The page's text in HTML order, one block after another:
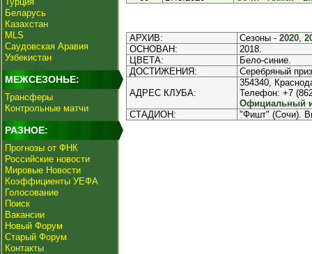
Беларусь
Казахстан
MLS
Саудовская Аравия
Узбекистан
МЕЖСЕЗОНЬЕ:
Трансферы
Контрольные матчи
РАЗНОЕ:
Прогнозы от ФНК
Российские новости
Мировые Новости
Коэффициенты УЕФА
Голосование
Поиск
Вакансии
Новый Форум
Старый Форум
Контакты
АРХИВ: Сезоны - 2020,
ОСНОВАН:
2018.
ЦВЕТА:
Бело-синие.
ДОСТИЖЕНИЯ:
Серебряный
АДРЕС КЛУБА:
354340,
Телефон: +7
Официальный
СТАДИОН:
"Фишт" (Сочи).